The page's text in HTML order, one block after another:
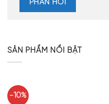
SẢN PHẨM NỔI BẬT
-10%